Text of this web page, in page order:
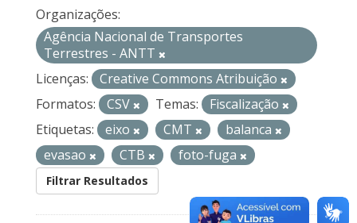
Organizações:
Agência Nacional de Transportes
Terrestres - ANTT
Licenças:
Creative Commons Atribuição
Formatos:
CSV Temas:
Fiscalização
Etiquetas:
eixo CMT
balanca
evasao
CTB foto-fuga
Filtrar Resultados